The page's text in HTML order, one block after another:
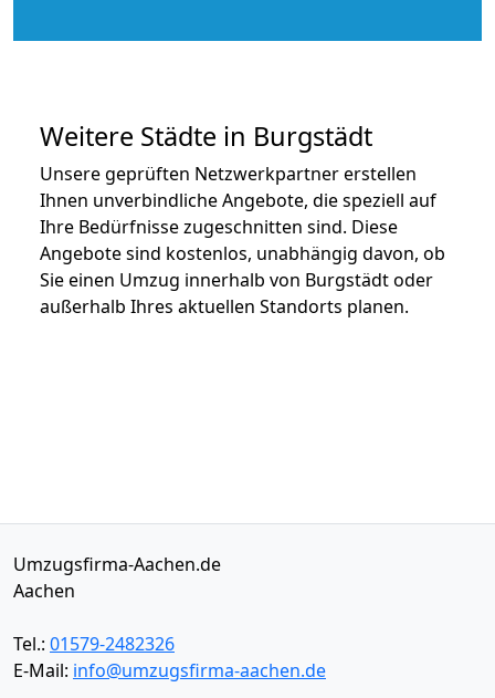
Weitere Städte in Burgstädt
Unsere geprüften Netzwerkpartner erstellen
Ihnen unverbindliche Angebote, die speziell auf
Ihre Bedürfnisse zugeschnitten sind. Diese
Angebote sind kostenlos, unabhängig davon, ob
Sie einen Umzug innerhalb von Burgstädt oder
außerhalb Ihres aktuellen Standorts planen.
Umzugsfirma-Aachen.de
Aachen
Tel.: 01579-2482326
E-Mail: info@umzugsfirma-aachen.de